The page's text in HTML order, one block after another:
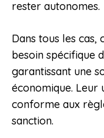
rester autonomes.
Dans tous les cas,
besoin spécifique
garantissant une
économique. Leur
conforme aux
sanction.